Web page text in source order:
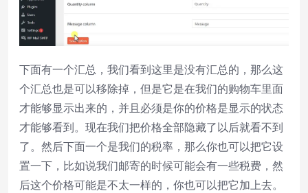
下面有一个汇总，我们看到这里是没有汇总的，那么这
个汇总也是可以移除掉，但是它是在我们的购物车里面
才能够显示出来的，并且必须是你的价格是显示的状态
才能够看到。现在我们把价格全部隐藏了以后就看不到
了。然后下面一个是我们的税率，那么你也可以把它设
置一下，比如说我们邮寄的时候可能会有一些税费，然
后这个价格可能是不太一样的，你也可以把它加上去。